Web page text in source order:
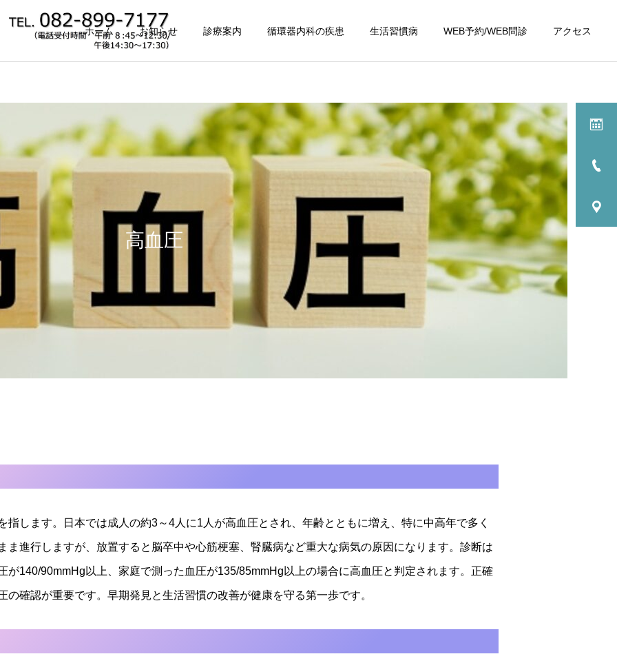
ホーム お知らせ 診療案内 循環器内科の疾患 生活習慣病 WEB予約/WEB問診 アクセス
詳細を見る
発熱外来 認知症相談 健康診断
訪問診療・往診
小児の診療（１０歳以
施設基準
高血圧
指します。日本では成人の約3～4人に1人が高血圧とされ、年齢とともに増え、特に中高年で多く
ま進行しますが、放置すると脳卒中や心筋梗塞、腎臓病など重大な病気の原因になります。診断は
が140/90mmHg以上、家庭で測った血圧が135/85mmHg以上の場合に高血圧と判定されます。正確
確認が重要です。早期発見と生活習慣の改善が健康を守る第一歩です。